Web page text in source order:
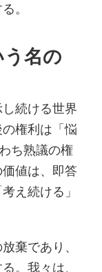
。
名の
続ける世界
権利は「悩
ち熟議の権
値は、即答
え続ける」
棄であり、
。我々は、